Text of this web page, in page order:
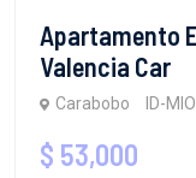
Apartamento
Valencia Car
Carabobo ID-
$ 53,000